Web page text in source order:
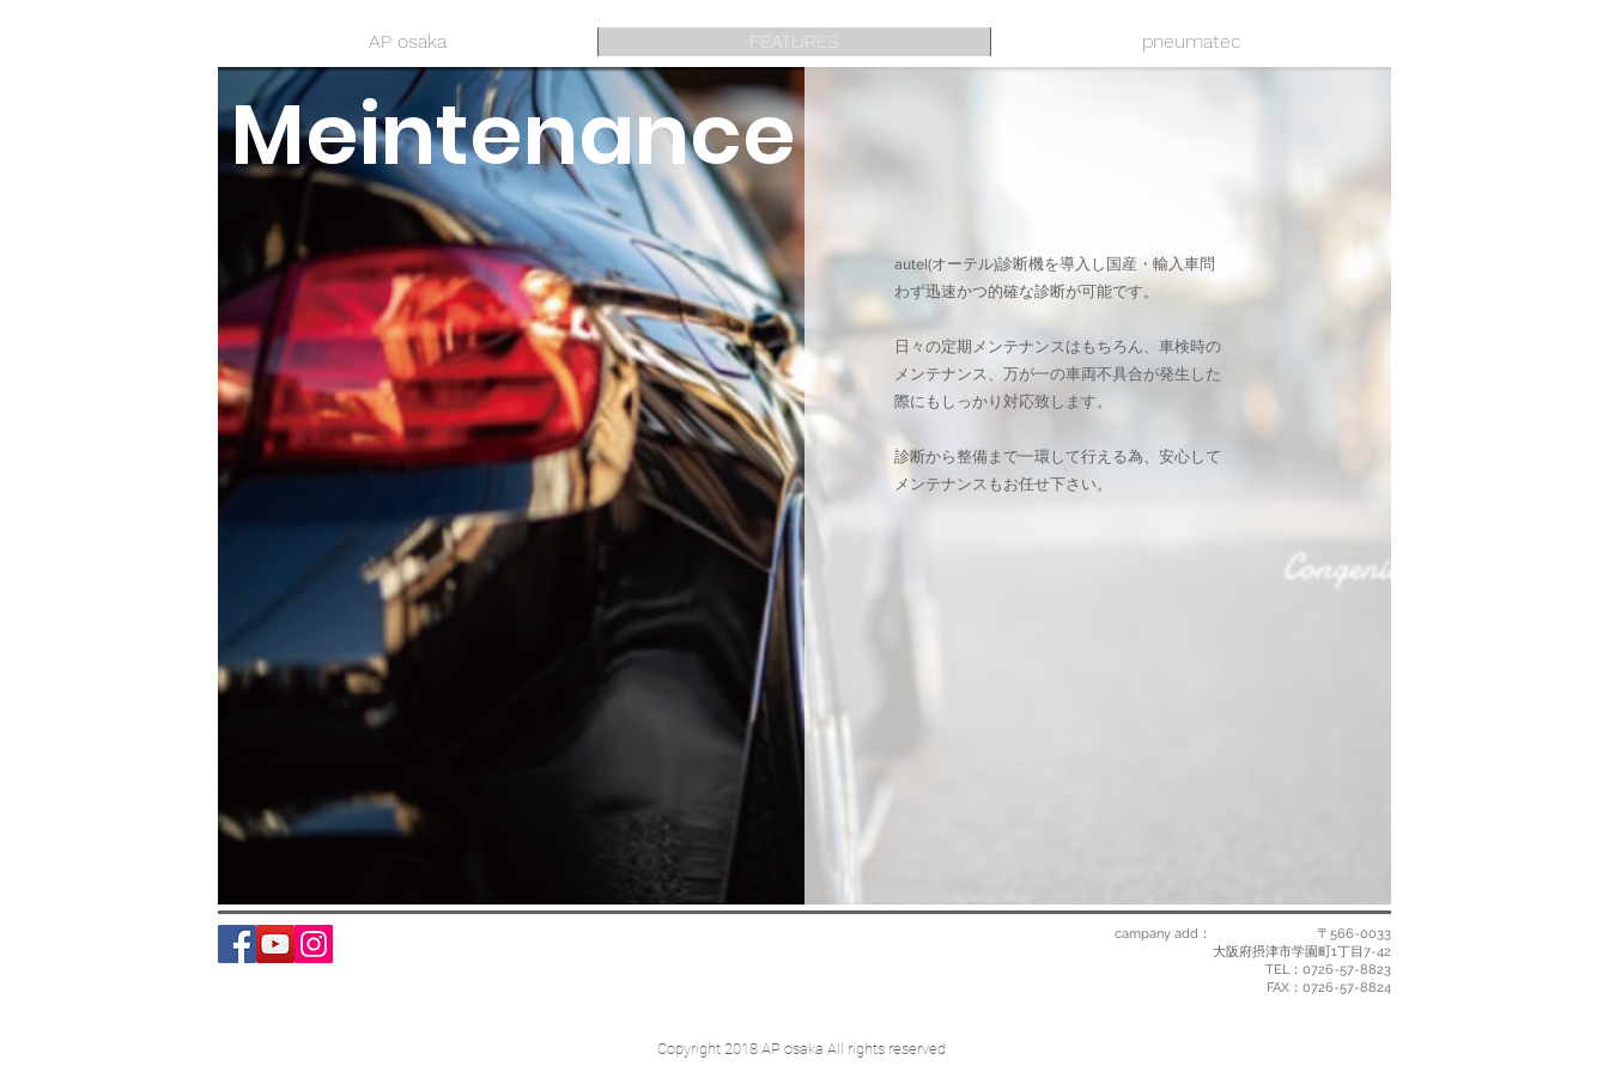
AP osaka FEATURES pneumatec
Meintenance
autel(オーテル)診断機を導入し国産・輸入車問
わず迅速かつ的確な診断が可能です。
日々の定期メンテナンスはもちろん、車検時の
メンテナンス、万が一の車両不具合が発生した
際にもしっかり対応致します。
​診断から整備まで一環して行える為、安心して
メンテナンスもお任せ下さい。
campany add： 〒566-0033
大阪府摂津市学園町1丁目7-42
TEL：0726-57-8823
​FAX：0726-57-8824
Copyright 2018 AP osaka All rights reserved